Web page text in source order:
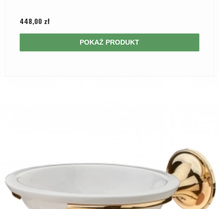
448,00 zł
POKAŻ PRODUKT